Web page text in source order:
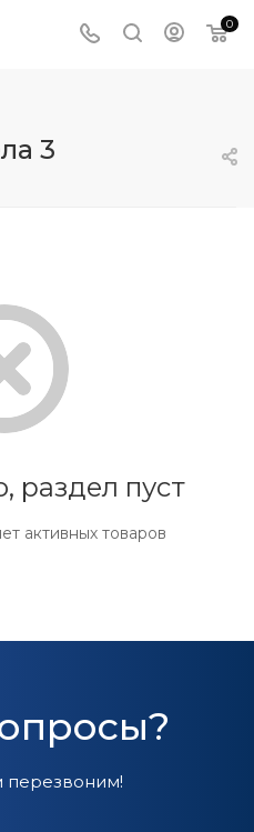
0
3
раздел пуст
активных товаров
перезвоним!